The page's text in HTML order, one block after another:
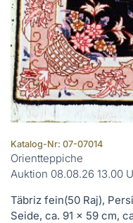
Katalog-Nr: 07-07014
Orientteppiche
Auktion 08.08.26 13.00
Täbriz fein(50 Raj),
Seide, ca. 91 x 59 cm,